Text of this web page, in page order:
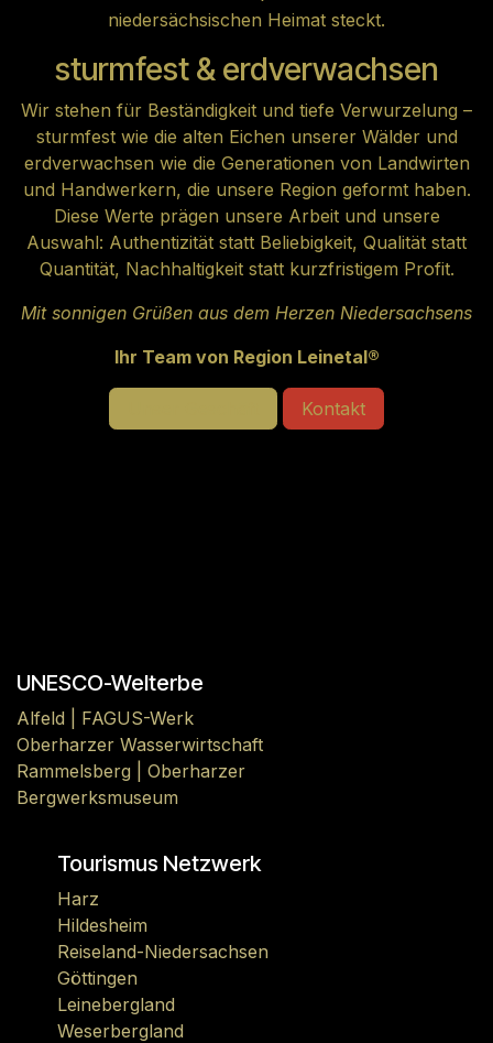
niedersächsischen Heimat steckt.
sturmfest & erdverwachsen
Wir stehen für Beständigkeit und tiefe Verwurzelung –
sturmfest wie die alten Eichen unserer Wälder und
erdverwachsen wie die Generationen von Landwirten
und Handwerkern, die unsere Region geformt haben.
Diese Werte prägen unsere Arbeit und unsere
Auswahl: Authentizität statt Beliebigkeit, Qualität statt
Quantität, Nachhaltigkeit statt kurzfristigem Profit.
Mit sonnigen Grüßen aus dem Herzen Niedersachsens
Ihr Team von Region Leinetal®
Kontakt
UNESCO-Welterbe
Alfeld | FAGUS-Werk
Oberharzer Wasserwirtschaft
Rammelsberg | Oberharzer
Bergwerksmuseum
Tourismus Netzwerk
Harz
Hildesheim
Reiseland-Niedersachsen
Göttingen
Leinebergland
Weserbergland